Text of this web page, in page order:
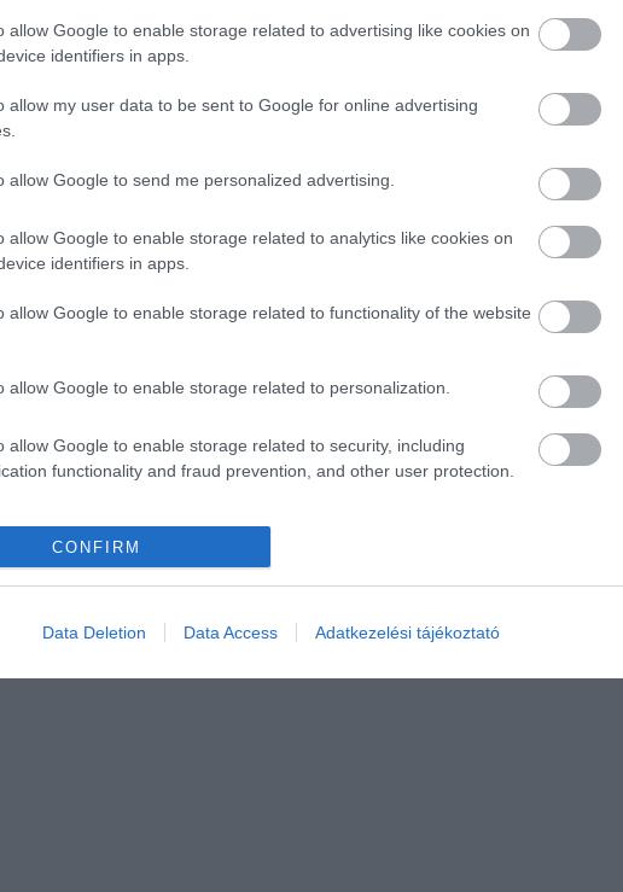
allow Google to enable storage related to advertising like cookies on
identifiers in apps.
allow my user data to be sent to Google for online advertising
allow Google to send me personalized advertising.
allow Google to enable storage related to analytics like cookies on
identifiers in apps.
allow Google to enable storage related to functionality of the website
allow Google to enable storage related to personalization.
allow Google to enable storage related to security, including
functionality and fraud prevention, and other user protection.
CONFIRM
Data Deletion Data Access Adatkezelési tájékoztató